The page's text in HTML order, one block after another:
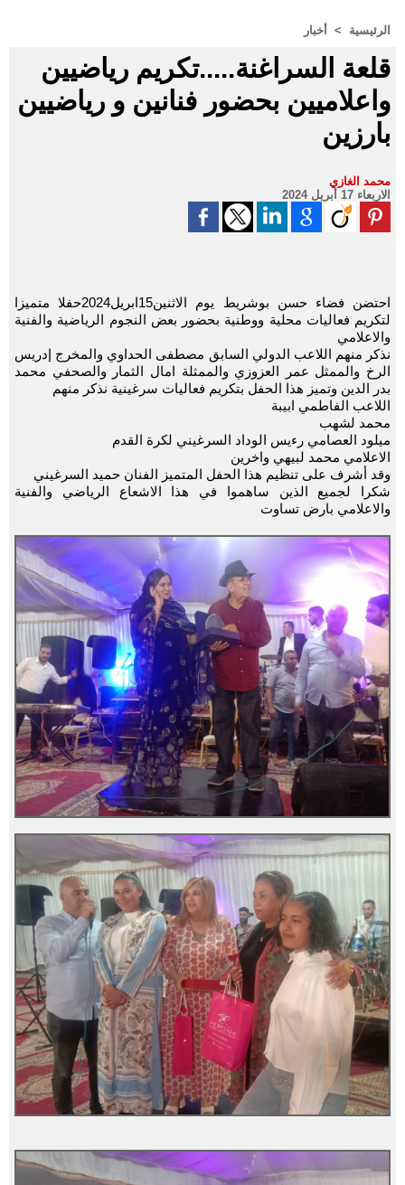
الرئيسية > أخبار
قلعة السراغنة.....تكريم رياضيين
واعلاميين بحضور فنانين و رياضيين
بارزين
محمد الغازي
الاربعاء 17 أبريل 2024
احتضن فضاء حسن بوشريط يوم الاثنين15ابريل2024حفلا متميزا
لتكريم فعاليات محلية ووطنية بحضور بعض النجوم الرياضية والفنية
والاعلامي
نذكر منهم اللاعب الدولي السابق مصطفى الحداوي والمخرج إدريس
الرخ والممثل عمر العزوزي والممثلة امال الثمار والصحفي محمد
بدر الدين وتميز هذا الحفل بتكريم فعاليات سرغينية نذكر منهم
اللاعب الفاطمي ابيبة
محمد لشهب
ميلود العصامي رءيس الوداد السرغيني لكرة القدم
الاعلامي محمد لبيهي واخرين
وقد أشرف على تنظيم هذا الحفل المتميز الفنان حميد السرغيني
شكرا لجميع الذين ساهموا في هذا الاشعاع الرياضي والفنية
والاعلامي بارض تساوت